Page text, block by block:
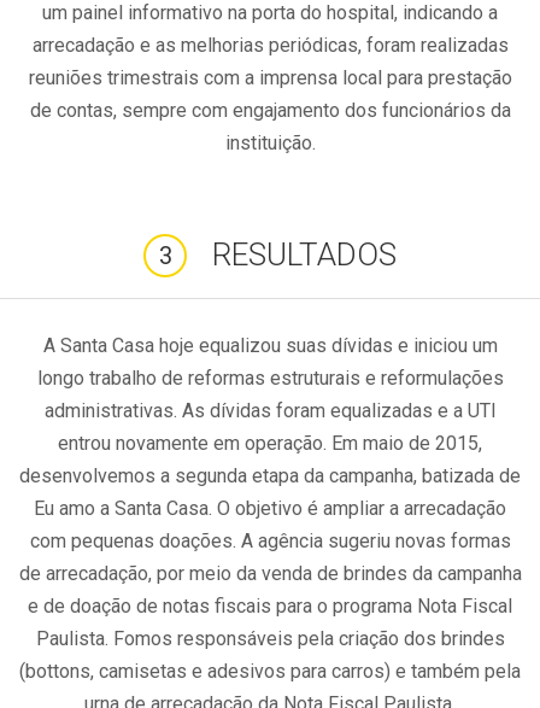
um painel informativo na porta do hospital, indicando a
arrecadação e as melhorias periódicas, foram realizadas
reuniões trimestrais com a imprensa local para prestação
de contas, sempre com engajamento dos funcionários da
instituição.
3 RESULTADOS
A Santa Casa hoje equalizou suas dívidas e iniciou um
longo trabalho de reformas estruturais e reformulações
administrativas. As dívidas foram equalizadas e a UTI
entrou novamente em operação. Em maio de 2015,
desenvolvemos a segunda etapa da campanha, batizada de
Eu amo a Santa Casa. O objetivo é ampliar a arrecadação
com pequenas doações. A agência sugeriu novas formas
de arrecadação, por meio da venda de brindes da campanha
e de doação de notas fiscais para o programa Nota Fiscal
Paulista. Fomos responsáveis pela criação dos brindes
(bottons, camisetas e adesivos para carros) e também pela